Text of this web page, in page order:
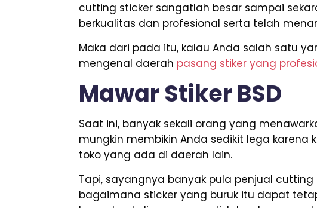
cutting sticker sangatlah besar sampai
berkualitas dan profesional serta telah
Maka dari pada itu, kalau Anda salah satu
mengenal daerah pasang stiker yang
Mawar Stiker BSD
Saat ini, banyak sekali orang yang
mungkin membikin Anda sedikit lega
toko yang ada di daerah lain.
Tapi, sayangnya banyak pula penjual
bagaimana sticker yang buruk itu dapat